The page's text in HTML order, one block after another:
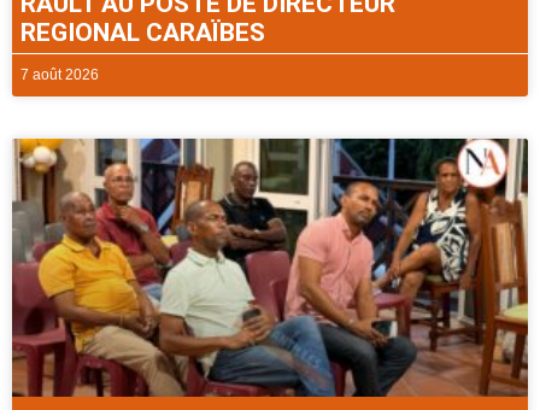
REGIONAL CARAÏBES
7 août 2026